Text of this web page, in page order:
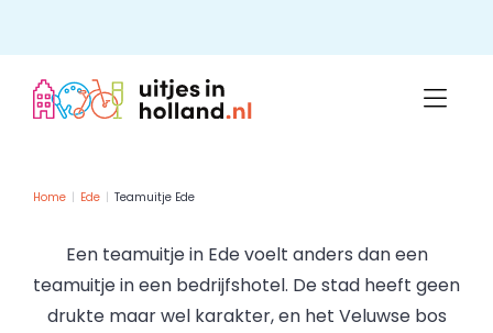
content
Home Ede Teamuitje Ede
Een teamuitje in Ede voelt anders dan een
teamuitje in een bedrijfshotel. De stad heeft geen
drukte maar wel karakter, en het Veluwse bos